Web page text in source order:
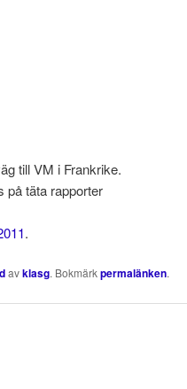
till VM i Frankrike.
på täta rapporter
.
avklasg. Bokmärkpermalänken.